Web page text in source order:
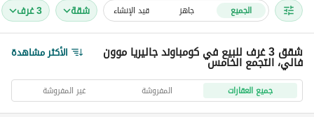
الجميع جاهز قيد الإنشاء شقة 3 غرف
شقق 3 غرف للبيع في كومباوند جاليريا موون
فالي، التجمع الخامس الأكثر مشاهدة
جميع العقارات المفروشة غير المفروشة